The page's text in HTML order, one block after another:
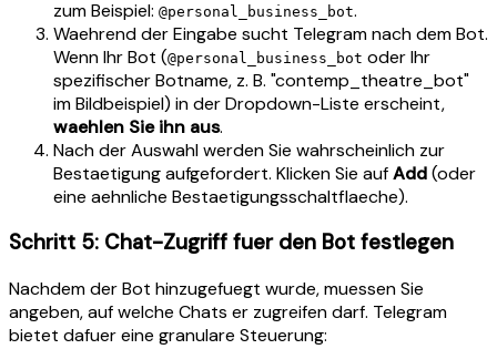
zum Beispiel: @personal_business_bot.
Waehrend der Eingabe sucht Telegram nach dem Bot.
Wenn Ihr Bot (@personal_business_bot oder Ihr
spezifischer Botname, z. B. "contemp_theatre_bot"
im Bildbeispiel) in der Dropdown-Liste erscheint,
waehlen Sie ihn aus.
Nach der Auswahl werden Sie wahrscheinlich zur
Bestaetigung aufgefordert. Klicken Sie aufAdd(oder
eine aehnliche Bestaetigungsschaltflaeche).
Schritt 5: Chat-Zugriff fuer den Bot festlegen
Nachdem der Bot hinzugefuegt wurde, muessen Sie
angeben, auf welche Chats er zugreifen darf. Telegram
bietet dafuer eine granulare Steuerung: